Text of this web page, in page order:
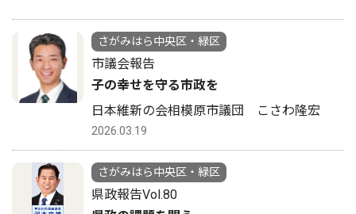
さがみはら中央区・緑区
市議会報告
子の幸せを守る市政を
日本維新の会相模原市議団 こさわ隆宏
2026.03.19
さがみはら中央区・緑区
県政報告Vol.80